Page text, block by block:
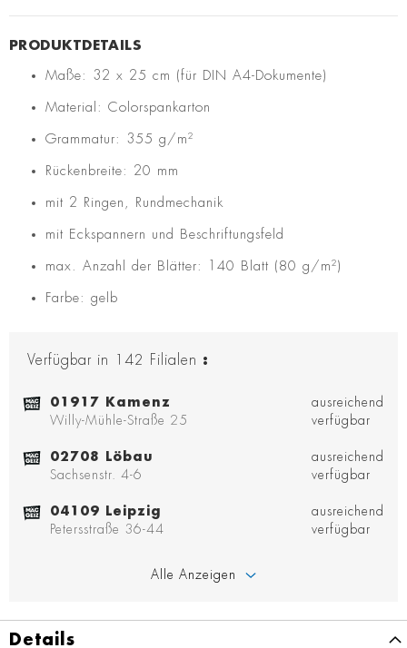
Maße: 32 x 25 cm (für DIN A4-Dokumente)
Material: Colorspankarton
Grammatur: 355 g/m²
Rückenbreite: 20 mm
mit 2 Ringen, Rundmechanik
mit Eckspannern und Beschriftungsfeld
max. Anzahl der Blätter: 140 Blatt (80 g/m²)
Farbe: gelb
Verfügbar in 142 Filialen :
01917 Kamenz
Willy-Mühle-Straße 25
ausreichend
verfügbar
02708 Löbau
Sachsenstr. 4-6
ausreichend
verfügbar
04109 Leipzig
Petersstraße 36-44
ausreichend
verfügbar
Alle Anzeigen
Details